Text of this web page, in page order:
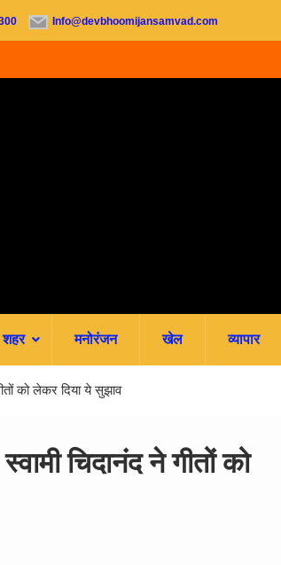
Info@devbhoomijansamvad.com
जमा; जानें पूरी काउंसलिंग शेड्यूल
शहर मनोरंजन खेल व्यापार
को लेकर दिया ये सुझाव
चिदानंद ने गीतों को